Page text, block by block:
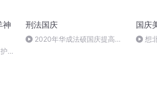
神
祭
刑法国庆
2020年华成法硕国庆提高班
国庆
想